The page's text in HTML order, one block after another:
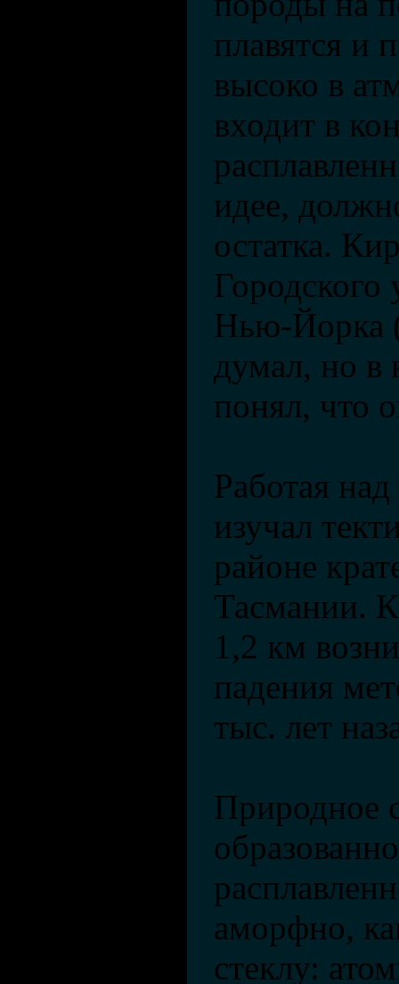
плавятся и
высоко в
входит в
идее,
остатка.
Городского
Нью-Йорка
думал, но в
понял, что
Работая
изучал
районе
Тасмании.
1,2 км
падения
тыс. лет
Природное
аморфно,
стеклу: